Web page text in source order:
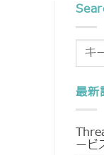
最新
ービ